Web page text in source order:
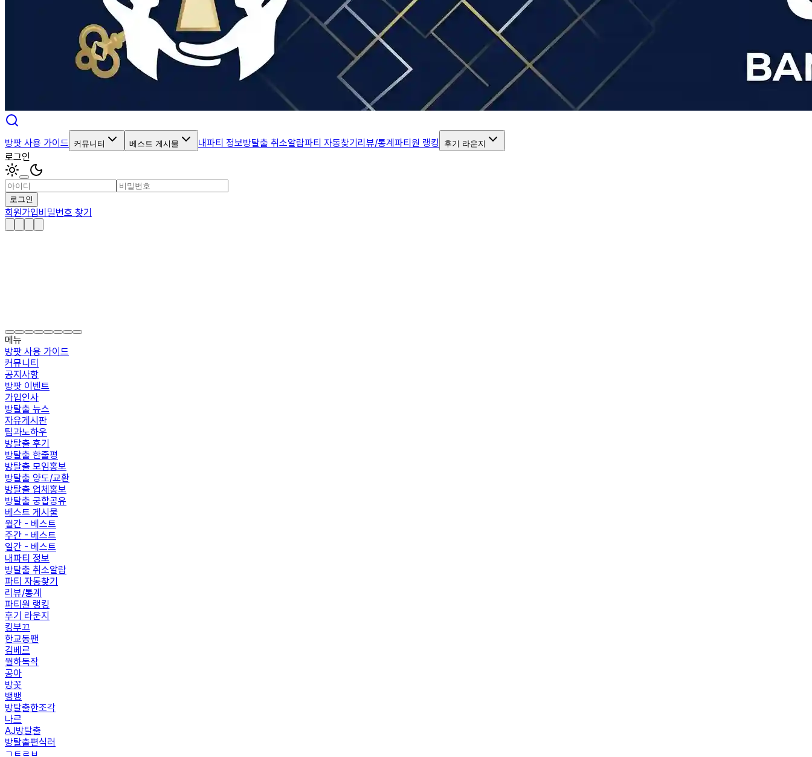
방팟 사용 가이드 커뮤니티 베스트 게시물 내파티 정보방탈출 취소알람파티 자동찾기리뷰/통계파티원 랭킹 후기 라운지
로그인
로그인
회원가입비밀번호 찾기
메뉴
방팟 사용 가이드
커뮤니티
공지사항
방팟 이벤트
가입인사
방탈출 뉴스
자유게시판
팁과노하우
방탈출 후기
방탈출 한줄평
방탈출 모임홍보
방탈출 양도/교환
방탈출 업체홍보
방탈출 궁합공유
베스트 게시물
월간 - 베스트
주간 - 베스트
일간 - 베스트
내파티 정보
방탈출 취소알람
파티 자동찾기
리뷰/통계
파티원 랭킹
후기 라운지
킹부끄
한교동팬
김베르
월하독작
공아
방꽃
뱅뱅
방탈출한조각
나르
AJ방탈출
방탈출편식러
ㄱㅌㄹㅂ